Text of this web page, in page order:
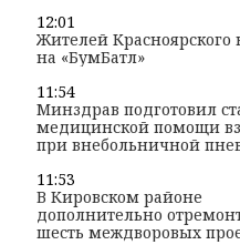
12:01
Жителей Красноярского
на «БумБатл»
11:54
Минздрав подготовил
медицинской помощи
при внебольничной
11:53
В Кировском районе
дополнительно
шесть междворовых